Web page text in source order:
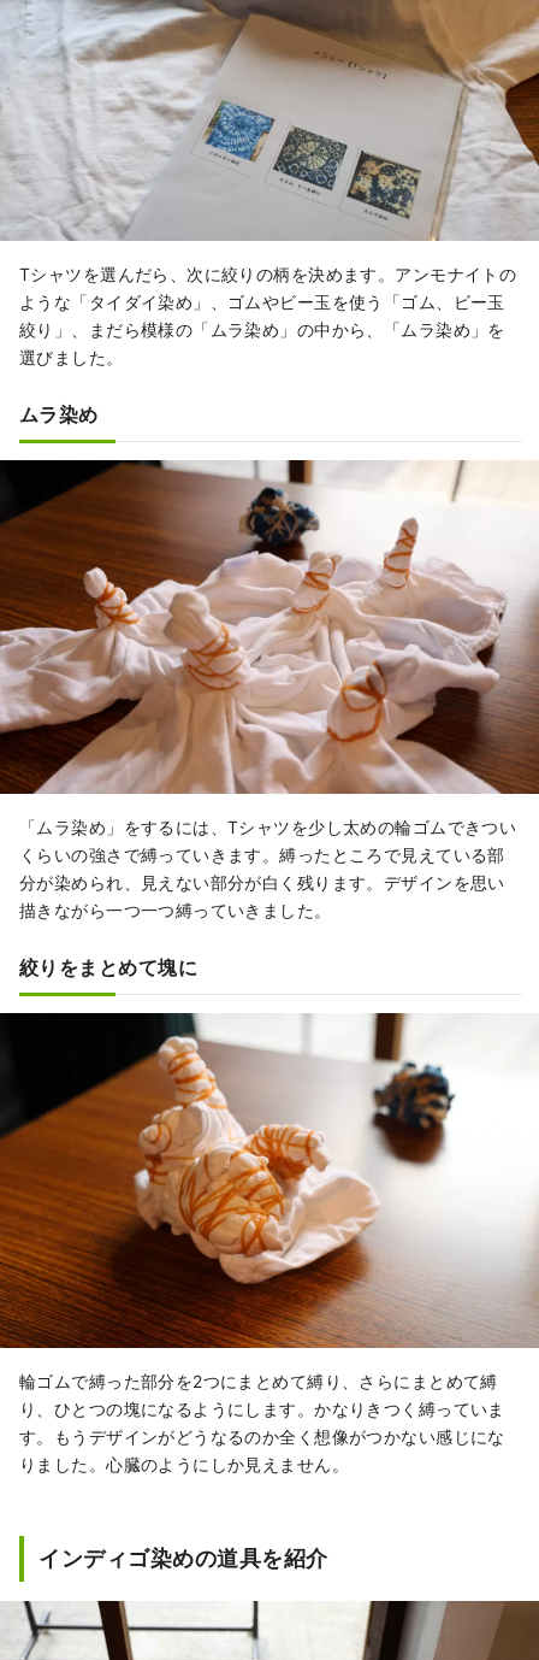
Tシャツを選んだら、次に絞りの柄を決めます。アンモナイトの
ような「タイダイ染め」、ゴムやビー玉を使う「ゴム、ビー玉
絞り」、まだら模様の「ムラ染め」の中から、「ムラ染め」を
選びました。
ムラ染め
「ムラ染め」をするには、Tシャツを少し太めの輪ゴムできつい
くらいの強さで縛っていきます。縛ったところで見えている部
分が染められ、見えない部分が白く残ります。デザインを思い
描きながら一つ一つ縛っていきました。
絞りをまとめて塊に
輪ゴムで縛った部分を2つにまとめて縛り、さらにまとめて縛
り、ひとつの塊になるようにします。かなりきつく縛っていま
す。もうデザインがどうなるのか全く想像がつかない感じにな
りました。心臓のようにしか見えません。
インディゴ染めの道具を紹介